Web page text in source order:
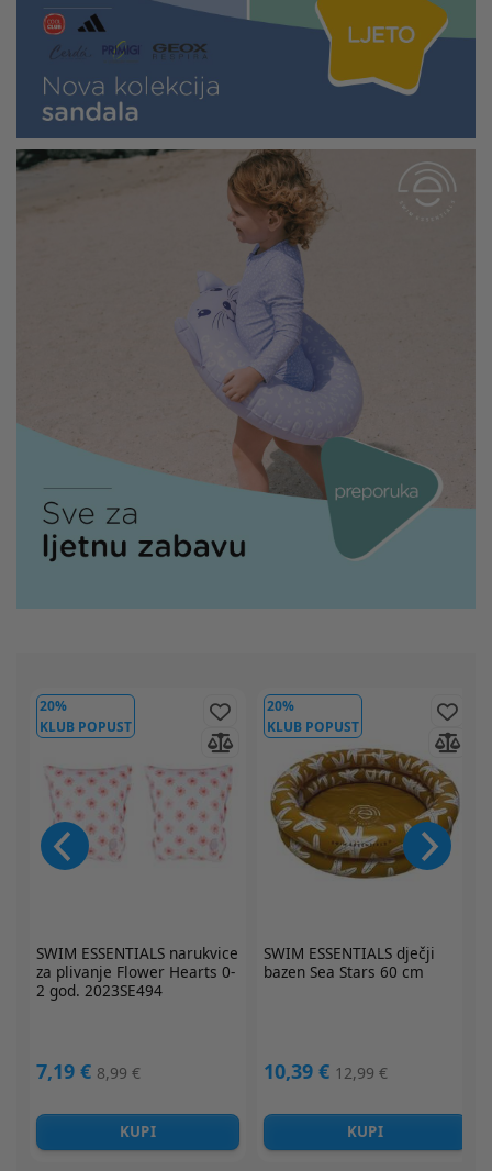
20%
KLUB POPUST
SWIM ESSENTIALSdječji
bazen Sea Stars 60 cm
10,39 € 12,99 €
KUPI
20%
KLUB POPUST
SWIM ESSENTIALSdječji
bazen Jungle 60 cm
10,39 € 12,99 €
KUPI